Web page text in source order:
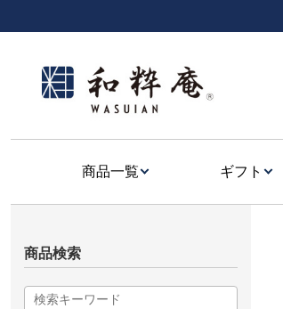
商品一覧 ギフト
商品検索